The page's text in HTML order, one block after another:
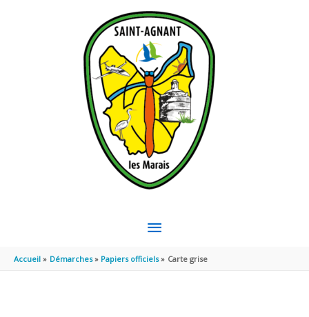
MENU
PRINCIPAL
Accueil Démarches Papiers officiels Carte grise